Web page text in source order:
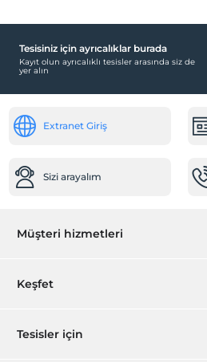
Tesisiniz için ayrıcalıklar burada
Kayıt olun ayrıcalıklı tesisler arasında siz de
yer alın
Extranet Giriş
Sizi arayalım
Müşteri hizmetleri
Rezervasyon yönet
Keşfet
Hediye Kart
Tesisler için